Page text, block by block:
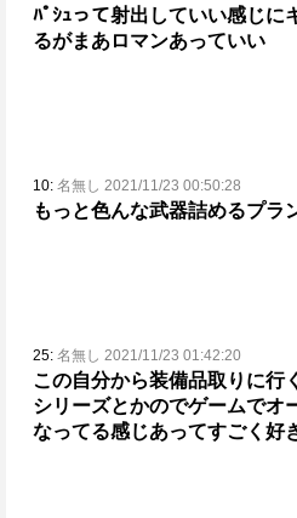
ﾊﾟｼｭって射出していい感じに
るがまあロマンあっていい
10: 名無し 2021/11/23 00:50:28
もっと色んな武器詰めるプラ
25: 名無し 2021/11/23 01:42:20
この自分から装備品取りに行
シリーズとかのでゲームでオ
なってる感じあってすごく好